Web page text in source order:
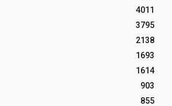
4011
3795
2138
1693
1614
903
855